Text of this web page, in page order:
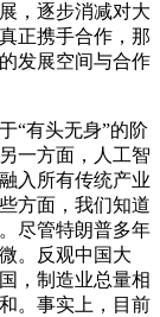
，逐步消减对大
正携手合作，那
发展空间与合作
“有头无身”的阶
一方面，人工智
入所有传统产业
方面，我们知道
尽管特朗普多年
。反观中国大
，制造业总量相
。事实上，目前